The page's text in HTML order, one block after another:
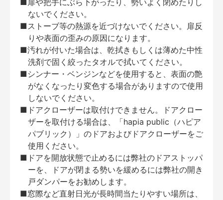
■扉や把手にぶら下がったり、勢いよく閉めたりし
ないでください。
■ストーブ等の熱源を近づけないでください。扉反
りや表面の歪みの原因になります。
■汚れが付いた場合は、乾拭きもしくは薄めた中性
洗剤で固く絞ったタオルで拭いてください。
■シンナー・ベンジンなどを使用すると、表面の艶
がなくなったり変色する場合がありますので使用
しないでください。
■ドアクローザーは取付けできません。ドアクロー
ザーを取付ける場合は、「hapia public（ハピア
パブリック）」のドアおよびドアクローザーをご
使用ください。
■ドアを開放状態で止めるには弊社のドアストッパ
ーを、ドアが閉まる勢いを緩めるには弊社の開き
戸ダンパーをお勧めします。
■窓際など直射日光が長時間当たりやすい場所は、